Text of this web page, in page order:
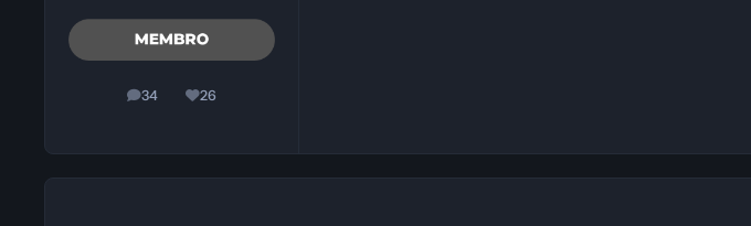
34
posts 26
Reputação